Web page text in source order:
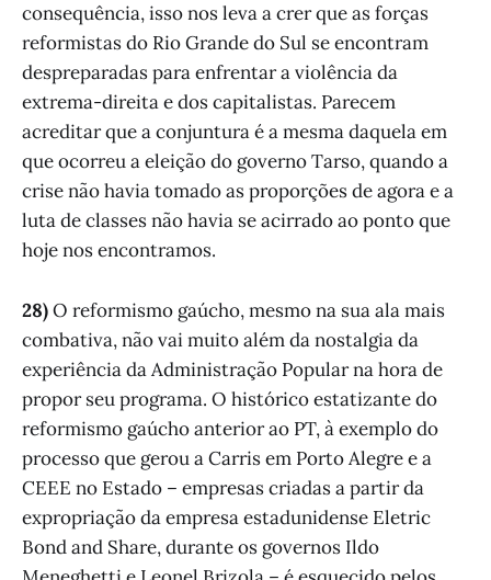
consequência, isso nos leva a crer que as forças
reformistas do Rio Grande do Sul se encontram
despreparadas para enfrentar a violência da
extrema-direita e dos capitalistas. Parecem
acreditar que a conjuntura é a mesma daquela em
que ocorreu a eleição do governo Tarso, quando a
crise não havia tomado as proporções de agora e a
luta de classes não havia se acirrado ao ponto que
hoje nos encontramos.
28)O reformismo gaúcho, mesmo na sua ala mais
combativa, não vai muito além da nostalgia da
experiência da Administração Popular na hora de
propor seu programa. O histórico estatizante do
reformismo gaúcho anterior ao PT, à exemplo do
processo que gerou a Carris em Porto Alegre e a
CEEE no Estado – empresas criadas a partir da
expropriação da empresa estadunidense Eletric
Bond and Share, durante os governos Ildo